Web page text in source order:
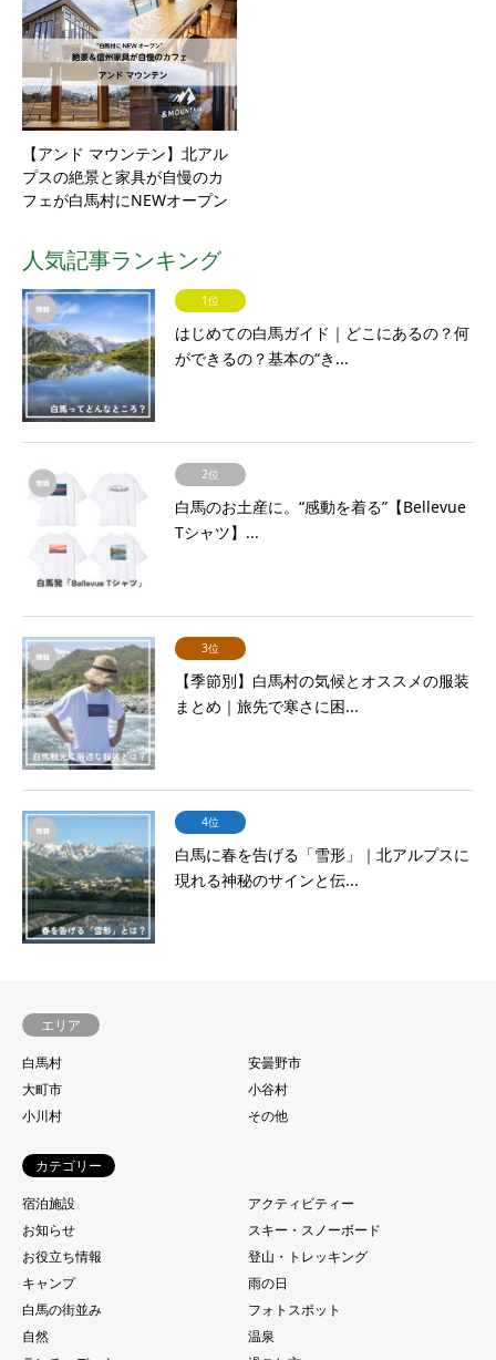
【アンド マウンテン】北アル
プスの絶景と家具が自慢のカ
フェが白馬村にNEWオープン
人気記事ランキング
1位
はじめての白馬ガイド｜どこにあるの？何
ができるの？基本の“き...
2位
白馬のお土産に。“感動を着る”【Bellevue
Tシャツ】...
3位
【季節別】白馬村の気候とオススメの服装
まとめ｜旅先で寒さに困...
4位
白馬に春を告げる「雪形」｜北アルプスに
現れる神秘のサインと伝...
エリア
白馬村
安曇野市
大町市
小谷村
小川村
その他
カテゴリー
宿泊施設
アクティビティー
お知らせ
スキー・スノーボード
お役立ち情報
登山・トレッキング
キャンプ
雨の日
白馬の街並み
フォトスポット
自然
温泉